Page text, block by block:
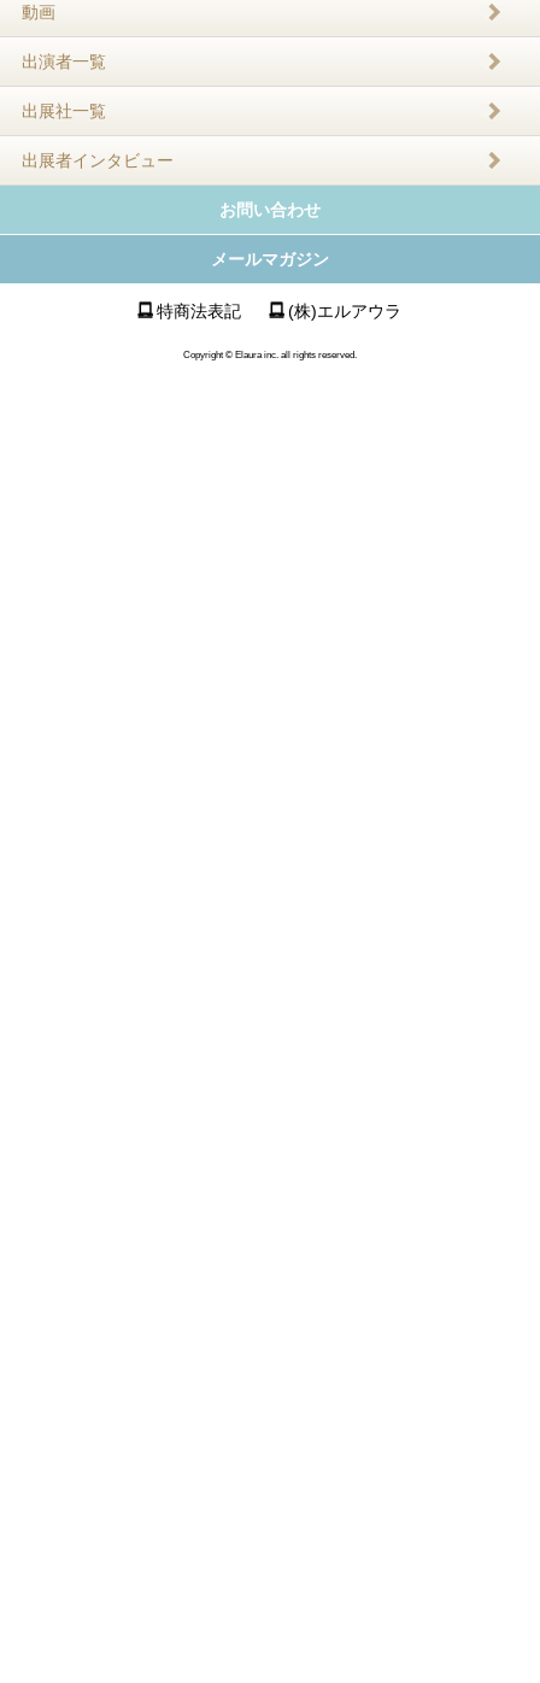
動画
出演者一覧
出展社一覧
出展者インタビュー
お問い合わせ
メールマガジン
特商法表記 (株)エルアウラ
Copyright © Elaura inc. all rights reserved.